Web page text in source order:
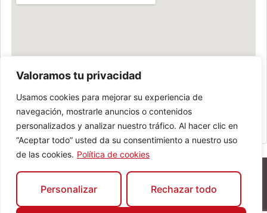
Valoramos tu privacidad
Usamos cookies para mejorar su experiencia de
navegación, mostrarle anuncios o contenidos
personalizados y analizar nuestro tráfico. Al hacer clic en
“Aceptar todo” usted da su consentimiento a nuestro uso
de las cookies. Política de cookies
Personalizar Rechazar todo